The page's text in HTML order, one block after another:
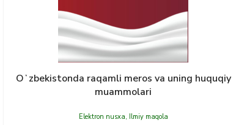
Oʻzbekistonda raqamli meros va uning huquqiy
muammolari
Elektron nusxa, Ilmiy maqola